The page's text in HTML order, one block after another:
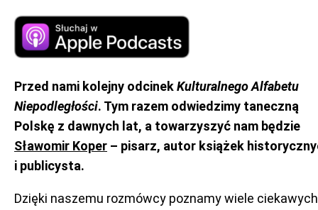
Przed nami kolejny odcinekKulturalnego Alfabetu
Niepodległości. Tym razem odwiedzimy taneczną
Polskę z dawnych lat, a towarzyszyć nam będzie
Sławomir Koper – pisarz, autor książek
i publicysta.
Dzięki naszemu rozmówcy poznamy wiele ciekawych